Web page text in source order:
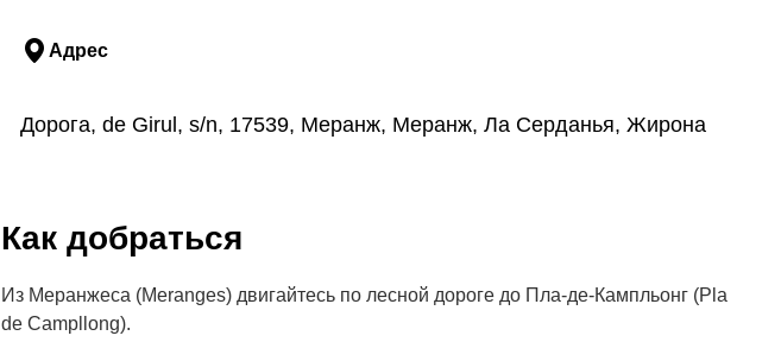
Адрес
Дорога, de Girul, s/n, 17539, Меранж, Меранж, Ла Серданья, Жирона
Как добраться
Из Меранжеса (Meranges) двигайтесь по лесной дороге до Пла-де-Кампльонг (Pla
de Campllong).